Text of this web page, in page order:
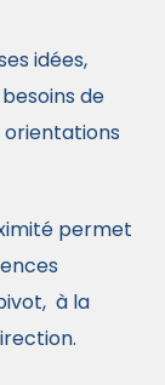
idées,
de
permet
à la